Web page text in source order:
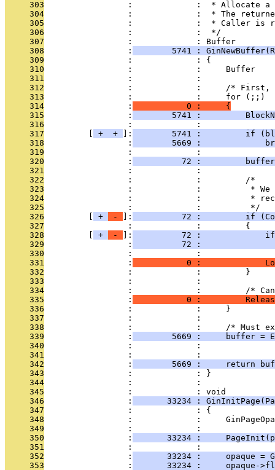
     303
:             :  * Allocate
     304
:             :  * The
     305
:             :  * Caller is
     306
                 :             :  */
     307
                 :             : Buffer
     308
                 :
5741 :
     309
                 :             : {
     310
:             :     Buffer
     311
                 :             :
     312
:             :     /* First,
     313
                 :             :     for (;;)
     314
                 :
           0 :     {
     315
                 :
5741 :
     316
                 :             :
     317
+ + ]:
5741 :         if
     318
                 :
5669 :
     319
                 :             :
     320
                 :
72 :
     321
                 :             :
     322
                 :             :         /*
     323
:             :          *
     324
:             :          *
     325
                 :             :          */
     326
+ - ]:
72 :         if
     327
                 :             :         {
     328
+ - ]:
72 :
     329
                 :
72 :
     330
                 :             :
     331
                 :
0 :
     332
                 :             :         }
     333
                 :             :
     334
:             :         /*
     335
                 :
0 :
     336
                 :             :     }
     337
                 :             :
     338
:             :     /* Must
     339
                 :
5669 :     buffer =
     340
:             :
     341
                 :             :
     342
                 :
5669 :     return
     343
                 :             : }
     344
                 :             :
     345
                 :             : void
     346
                 :
33234 :
     347
                 :             : {
     348
:             :
     349
                 :             :
     350
                 :
33234 :
     351
                 :             :
     352
                 :
33234 :     opaque =
     353
                 :
33234 :     opaque-